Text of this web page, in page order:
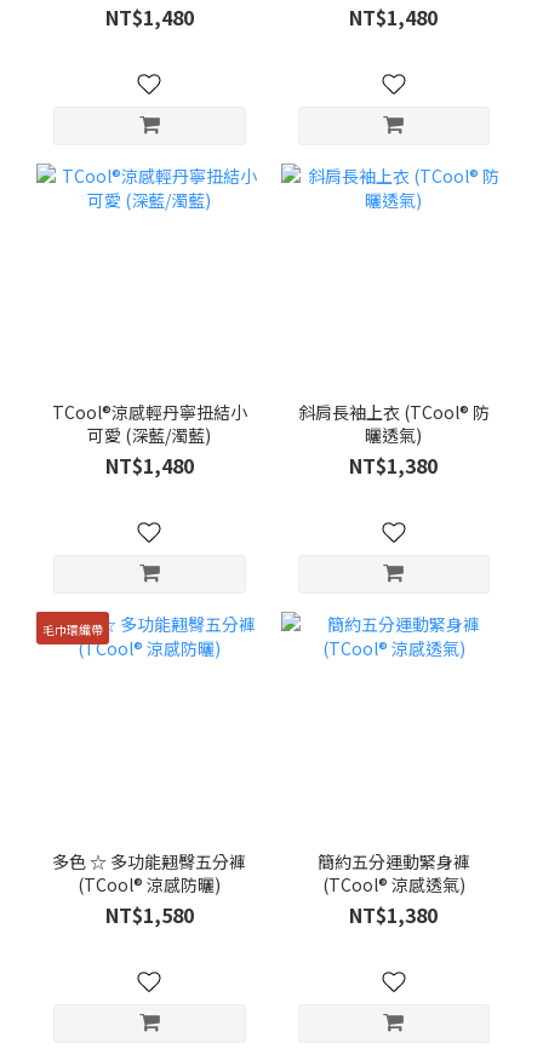
NT$1,480 NT$1,480
TCool®涼感輕丹寧扭結小
可愛 (深藍/濁藍)
NT$1,480
斜肩長袖上衣 (TCool® 防
曬透氣)
NT$1,380
毛巾環織帶
多色 ☆ 多功能翹臀五分褲
(TCool® 涼感防曬)
NT$1,580
簡約五分運動緊身褲
(TCool® 涼感透氣)
NT$1,380